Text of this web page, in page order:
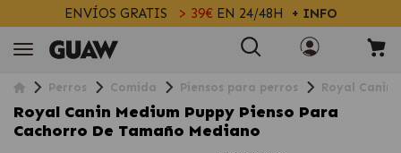
ENVÍOS GRATIS > 39€EN 24/48H + INFO
Perros Comida Piensos para perros Royal Canin
Royal Canin Medium Puppy Pienso Para
Cachorro De Tamaño Mediano